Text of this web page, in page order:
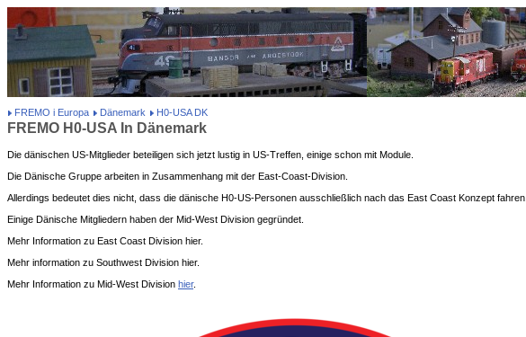
FREMO i Europa Dänemark H0-USA DK
FREMO H0-USA In Dänemark
Die dänischen US-Mitglieder beteiligen sich jetzt lustig in US-Treffen, einige schon mit Module.
Die Dänische Gruppe arbeiten in Zusammenhang mit der East-Coast-Division.
Allerdings bedeutet dies nicht, dass die dänische H0-US-Personen ausschließlich nach das East Coast Konzept fahren.
Einige Dänische Mitgliedern haben der Mid-West Division gegründet.
Mehr Information zu East Coast Division hier.
Mehr information zu Southwest Division hier.
Mehr Information zu Mid-West Division hier.